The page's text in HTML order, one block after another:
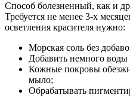
Способ болезненный, как и
Требуется не менее 3-х
осветления красителя нужно:
Морская соль без
Добавить немного
Кожные покровы
мыло;
Обрабатывать